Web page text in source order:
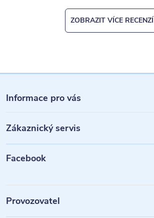
ZOBRAZIT VÍCE RECENZÍ
á
p
a
Informace pro vás
Zákaznický servis
Facebook
Provozovatel